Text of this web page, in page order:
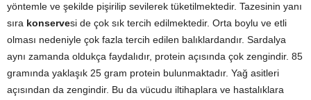
yöntemle ve şekilde pişirilip sevilerek tüketilmektedir. Tazesinin yanı
sıra konservesi de çok sık tercih edilmektedir. Orta boylu ve etli
olması nedeniyle çok fazla tercih edilen balıklardandır. Sardalya
aynı zamanda oldukça faydalıdır, protein açısında çok zengindir. 85
gramında yaklaşık 25 gram protein bulunmaktadır. Yağ asitleri
açısından da zengindir. Bu da vücudu iltihaplara ve hastalıklara